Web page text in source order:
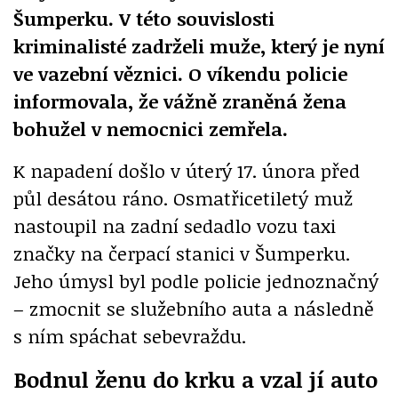
Šumperku. V této souvislosti
kriminalisté zadrželi muže, který je nyní
ve vazební věznici. O víkendu policie
informovala, že vážně zraněná žena
bohužel v nemocnici zemřela.
K napadení došlo v úterý 17. února před
půl desátou ráno. Osmatřicetiletý muž
nastoupil na zadní sedadlo vozu taxi
značky na čerpací stanici v Šumperku.
Jeho úmysl byl podle policie jednoznačný
– zmocnit se služebního auta a následně
s ním spáchat sebevraždu.
Bodnul ženu do krku a vzal jí auto